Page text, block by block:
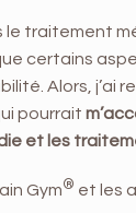
le traitement
certains
Alors, j’ai
pourrait
et les
Gym® et les